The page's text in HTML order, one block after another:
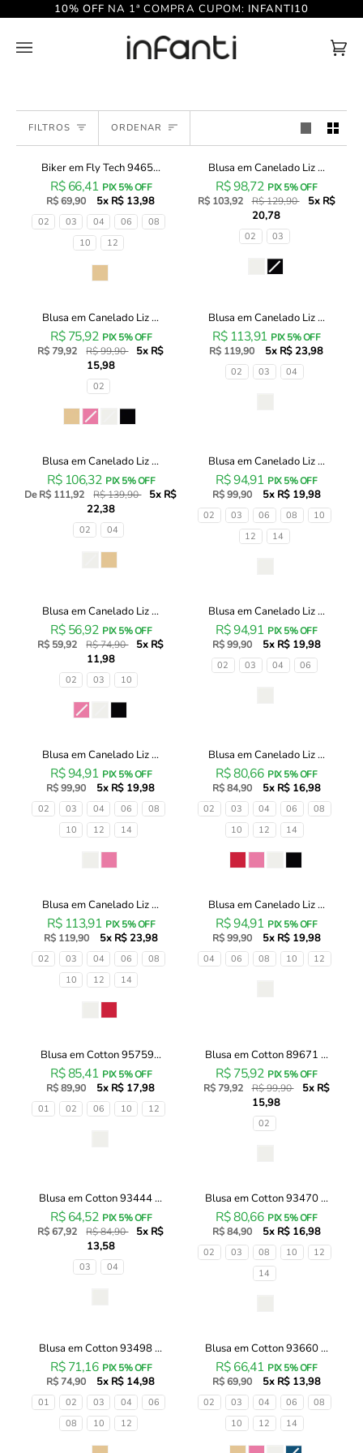
para
conteúdo
10% OFF NA 1ª COMPRA CUPOM: INFANTI10
DEVOLVER
(0)
FILTROS Ordenar
ORDENAR
Biker
Tech
94652
Biker em Fly Tech 9465...
R$ 66,41 PIX 5% OFF
R$ 69,90
5x R$ 13,98
Tamanhos
02 03 04 06
08
10
12
20% OFF
Blusa
Canelado
Blusa em Canelado Liz ...
R$ 98,72 PIX 5% OFF
R$ 103,92
R$ 129,90
5x R$
20,78
02 03
20% OFF
Blusa
Canelado
Blusa em Canelado Liz ...
R$ 75,92 PIX 5% OFF
R$ 79,92
R$ 99,90
5x R$
15,98
02
Blusa
Canelado
Blusa em Canelado Liz ...
R$ 113,91 PIX 5% OFF
R$ 119,90
5x R$ 23,98
Tamanhos02 03 04
20% OFF
Blusa
Canelado
Blusa em Canelado Liz ...
R$ 106,32 PIX 5% OFF
De R$ 111,92
R$ 139,90
5x R$
22,38
02 04
Blusa
Canelado
Liz
93441
Blusa em Canelado Liz ...
R$ 94,91 PIX 5% OFF
R$ 99,90
5x R$ 19,98
Tamanhos
02 03 06 08
10
12
14
20% OFF
Blusa
Canelado
Blusa em Canelado Liz ...
R$ 56,92 PIX 5% OFF
R$ 59,92
R$ 74,90
5x R$
11,98
Tamanhos02 03 10
Blusa
Canelado
93464
Blusa em Canelado Liz ...
R$ 94,91 PIX 5% OFF
R$ 99,90
5x R$ 19,98
Tamanhos
02 03 04 06
Blusa
Canelado
Liz
93499
Blusa em Canelado Liz ...
R$ 94,91 PIX 5% OFF
R$ 99,90
5x R$ 19,98
Tamanhos
02 03 04 06
08
10
12 14
Blusa
Canelado
Liz
94358
Blusa em Canelado Liz ...
R$ 80,66 PIX 5% OFF
R$ 84,90
5x R$ 16,98
Tamanhos
02 03 04 06
08
10
12 14
Blusa
Canelado
Liz
94599
Blusa em Canelado Liz ...
R$ 113,91 PIX 5% OFF
R$ 119,90
5x R$ 23,98
Tamanhos
02 03 04 06
08
10
12 14
Blusa
Canelado
Liz
97050
Blusa em Canelado Liz ...
R$ 94,91 PIX 5% OFF
R$ 99,90
5x R$ 19,98
Tamanhos
04 06 08 10 12
Blusa
Cotton
95759
Infanti
Blusa em Cotton 95759...
R$ 85,41 PIX 5% OFF
R$ 89,90
5x R$ 17,98
Tamanhos
01 02 06 10 12
20% OFF
Blusa
Cotton
Blusa em Cotton 89671 ...
R$ 75,92 PIX 5% OFF
R$ 79,92
R$ 99,90
5x R$
15,98
02
20% OFF
Blusa
Cotton
Blusa em Cotton 93444 ...
R$ 64,52 PIX 5% OFF
R$ 67,92
R$ 84,90
5x R$
13,58
03 04
Blusa
Cotton
93470
Infanti
Blusa em Cotton 93470 ...
R$ 80,66 PIX 5% OFF
R$ 84,90
5x R$ 16,98
Tamanhos
02 03 08 10
12
14
Blusa
Cotton
93498
Infanti
Blusa em Cotton 93498 ...
R$ 71,16 PIX 5% OFF
R$ 74,90
5x R$ 14,98
Tamanhos
01 02 03 04
06
08
10 12
Blusa
Cotton
93660
Infanti
Blusa em Cotton 93660 ...
R$ 66,41 PIX 5% OFF
R$ 69,90
5x R$ 13,98
Tamanhos
02 03 04 06
08
10
12 14